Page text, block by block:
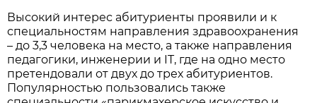
Высокий интерес абитуриенты проявили и к
специальностям направления здравоохранения
– до 3,3 человека на место, а также направления
педагогики, инженерии и IT, где на одно место
претендовали от двух до трех абитуриентов.
Популярностью пользовались также